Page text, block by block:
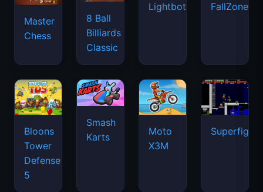
Master
Chess
8 Ball
Billiards
Classic
Lightbot FallZone.io
Bloons
Tower
Defense
5
Smash
Karts
Moto
X3M